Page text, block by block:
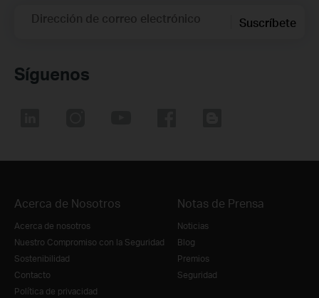
Dirección de correo electrónico Suscríbete
Síguenos
Acerca de Nosotros
Acerca de nosotros
Nuestro Compromiso con la Seguridad
Sostenibilidad
Contacto
Política de privacidad
Notas de Prensa
Noticias
Blog
Premios
Seguridad